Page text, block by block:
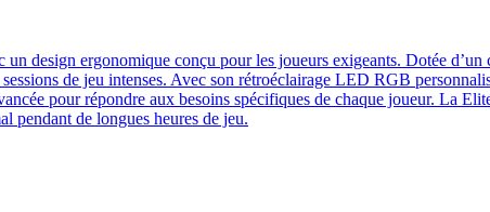
design ergonomique conçu pour les joueurs exigeants. Dotée d’un
de jeu intenses. Avec son rétroéclairage LED RGB
pour répondre aux besoins spécifiques de chaque joueur. La
pendant de longues heures de jeu.